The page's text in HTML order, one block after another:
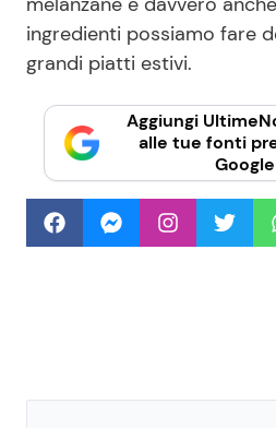
ingredienti possiamo fare
grandi piatti estivi.
Aggiungi
alle tue fonti
Google